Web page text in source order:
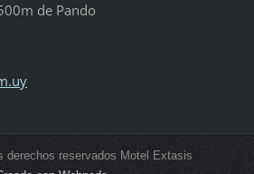
de Pando
derechos reservados Motel Extasis